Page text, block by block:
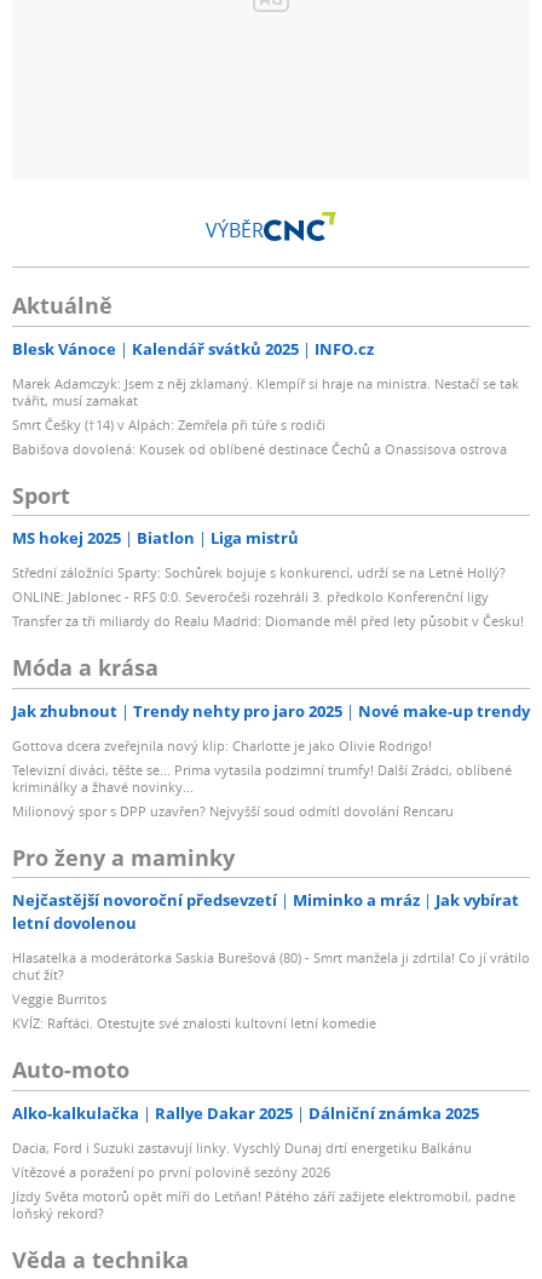
VÝBĚR
Aktuálně
Blesk Vánoce Kalendář svátků 2025 INFO.cz
Marek Adamczyk: Jsem z něj zklamaný. Klempíř si hraje na ministra. Nestačí se tak
tvářit, musí zamakat
Smrt Češky (†14) v Alpách: Zemřela při túře s rodiči
Babišova dovolená: Kousek od oblíbené destinace Čechů a Onassisova ostrova
Sport
MS hokej 2025 Biatlon Liga mistrů
Střední záložníci Sparty: Sochůrek bojuje s konkurencí, udrží se na Letné Hollý?
ONLINE: Jablonec - RFS 0:0. Severočeši rozehráli 3. předkolo Konferenční ligy
Transfer za tři miliardy do Realu Madrid: Diomande měl před lety působit v Česku!
Móda a krása
Jak zhubnout Trendy nehty pro jaro 2025 Nové make-up trendy
Gottova dcera zveřejnila nový klip: Charlotte je jako Olivie Rodrigo!
Televizní diváci, těšte se... Prima vytasila podzimní trumfy! Další Zrádci, oblíbené
kriminálky a žhavé novinky...
Milionový spor s DPP uzavřen? Nejvyšší soud odmítl dovolání Rencaru
Pro ženy a maminky
Nejčastější novoroční předsevzetí Miminko a mráz
Jak vybírat
letní dovolenou
Hlasatelka a moderátorka Saskia Burešová (80) - Smrt manžela ji zdrtila! Co jí vrátilo
chuť žít?
Veggie Burritos
KVÍZ: Rafťáci. Otestujte své znalosti kultovní letní komedie
Auto-moto
Alko-kalkulačka Rallye Dakar 2025 Dálniční známka 2025
Dacia, Ford i Suzuki zastavují linky. Vyschlý Dunaj drtí energetiku Balkánu
Vítězové a poražení po první polovině sezóny 2026
Jízdy Světa motorů opět míří do Letňan! Pátého září zažijete elektromobil, padne
loňský rekord?
Věda a technika